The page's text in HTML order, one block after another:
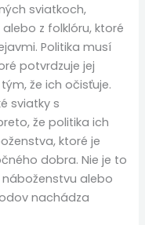
sviatkoch,
z folklóru, ktoré
Politika musí
potvrdzuje jej
že ich očisťuje.
sviatky s
že politika ich
ktoré je
dobra. Nie je to
alebo
nachádza